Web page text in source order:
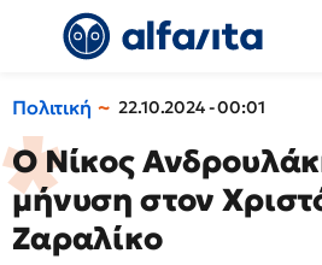
Πολιτική 22.10.2024 - 00:01
Ο Νίκος
μήνυση στον
Ζαραλίκο